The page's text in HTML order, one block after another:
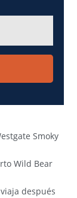
Smoky
Wild Bear
después